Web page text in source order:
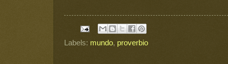
Labels: mundo, proverbio